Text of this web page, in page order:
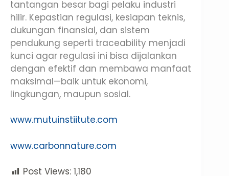
tantangan besar bagi pelaku industri
hilir. Kepastian regulasi, kesiapan teknis,
dukungan finansial, dan sistem
pendukung seperti traceability menjadi
kunci agar regulasi ini bisa dijalankan
dengan efektif dan membawa manfaat
maksimal—baik untuk ekonomi,
lingkungan, maupun sosial.
www.mutuinstiitute.com
www.carbonnature.com
Post Views: 1,180